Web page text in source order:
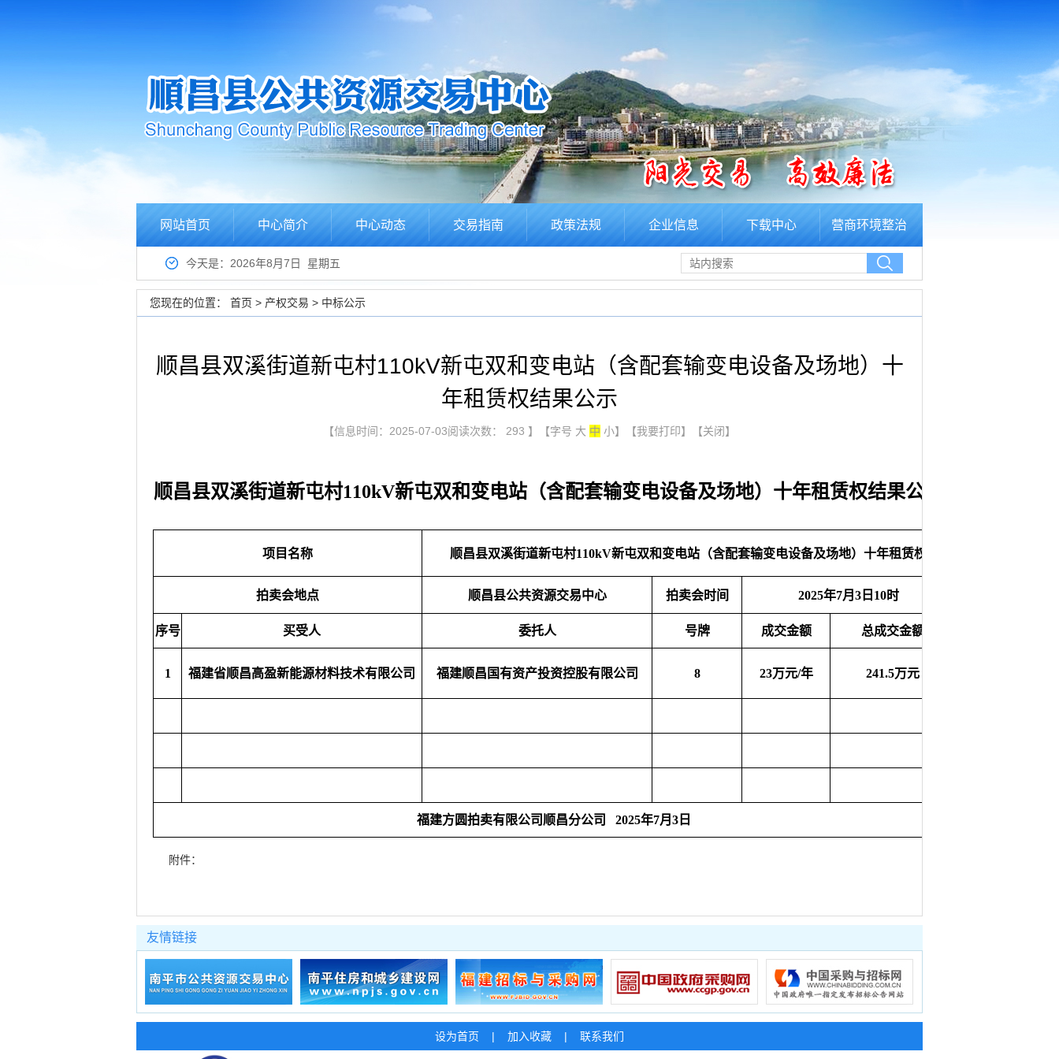
网站首页 中心简介 中心动态 交易指南 政策法规 企业信息 下载中心 营商环境整治
今天是：2026年8月7日 星期五
您现在的位置： 首页 > 产权交易 > 中标公示
顺昌县双溪街道新屯村110kV新屯双和变电站（含配套输变电设备及场地）十
年租赁权结果公示
【信息时间：2025-07-03阅读次数： 293 】【字号 大 中 小】 【我要打印】 【关闭】
顺昌县双溪街道新屯村110kV新屯双和变电站（含配套输变电设备及场地）十年租赁权结果公
项目名称 顺昌县双溪街道新屯村110kV新屯双和变电站（含配套输变电设备及场地）十年租赁权
拍卖会地点 顺昌县公共资源交易中心 拍卖会时间 2025年7月3日10时
序号 买受人 委托人 号牌 成交金额 总成交金额
1 福建省顺昌高盈新能源材料技术有限公司 福建顺昌国有资产投资控股有限公司 8 23万元/年 241.5万元
福建方圆拍卖有限公司顺昌分公司 2025年7月3日
附件：
友情链接
设为首页 | 加入收藏 | 联系我们